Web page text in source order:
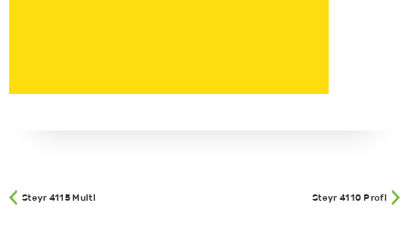
Steyr 4115 Multi Steyr 4110 Profi